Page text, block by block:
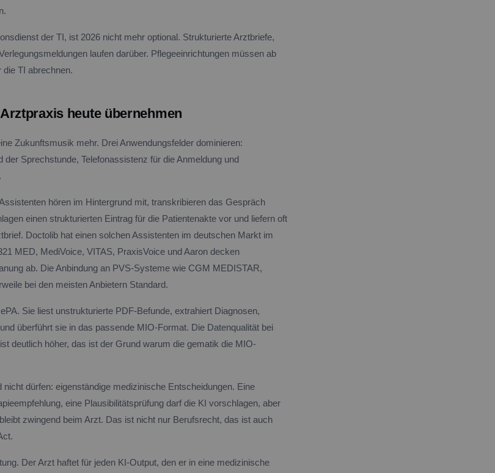
der TI, ist 2026 nicht mehr optional. Strukturierte Arztbriefe,
laufen darüber. Pflegeeinrichtungen müssen ab
TI abrechnen.
heute übernehmen
Zukunftsmusik mehr. Drei Anwendungsfelder dominieren:
der Sprechstunde, Telefonassistenz für die Anmeldung und
hören im Hintergrund mit, transkribieren das Gespräch
einen strukturierten Eintrag für die Patientenakte vor und liefern oft
Doctolib hat einen solchen Assistenten im deutschen Markt im
MED, MediVoice, VITAS, PraxisVoice und Aaron decken
ab. Die Anbindung an PVS-Systeme wie CGM MEDISTAR,
bei den meisten Anbietern Standard.
Sie liest unstrukturierte PDF-Befunde, extrahiert Diagnosen,
überführt sie in das passende MIO-Format. Die Datenqualität bei
deutlich höher, das ist der Grund warum die gematik die MIO-
nicht dürfen: eigenständige medizinische Entscheidungen. Eine
eine Plausibilitätsprüfung darf die KI vorschlagen, aber
zwingend beim Arzt. Das ist nicht nur Berufsrecht, das ist auch
Der Arzt haftet für jeden KI-Output, den er in eine medizinische